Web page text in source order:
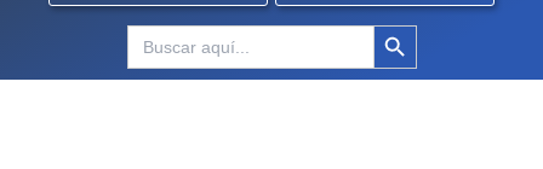
Buscar: Botón de búsqueda